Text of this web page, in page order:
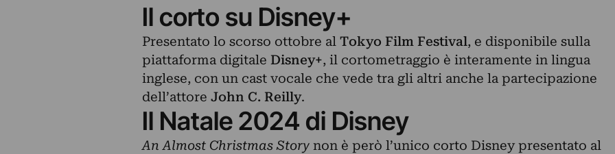
Il corto su Disney+
Presentato lo scorso ottobre alTokyo Film Festival, e disponibile sulla
piattaforma digitale Disney+, il cortometraggio è interamente in lingua
inglese, con un cast vocale che vede tra gli altri anche la partecipazione
dell’attore John C. Reilly.
Il Natale 2024 di Disney
An Almost Christmas Story non è però l’unico corto Disney presentato al